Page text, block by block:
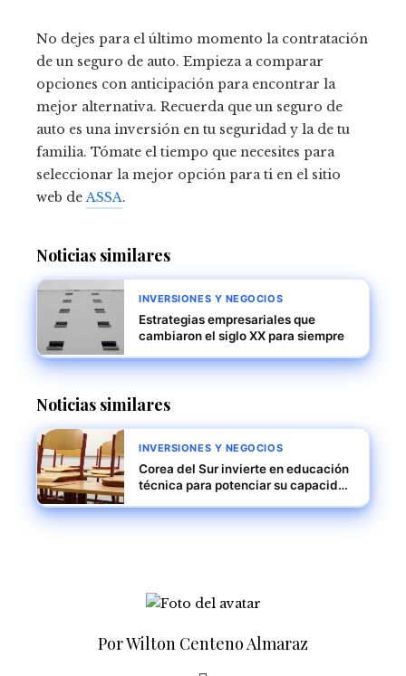
No dejes para el último momento la contratación
de un seguro de auto. Empieza a comparar
opciones con anticipación para encontrar la
mejor alternativa. Recuerda que un seguro de
auto es una inversión en tu seguridad y la de tu
familia. Tómate el tiempo que necesites para
seleccionar la mejor opción para ti en el sitio
web deASSA.
Noticias similares
INVERSIONES Y NEGOCIOS
Estrategias empresariales que
cambiaron el siglo XX para siempre
Noticias similares
INVERSIONES Y NEGOCIOS
Corea del Sur invierte en educación
técnica para potenciar su capacidad
Por Wilton Centeno Almaraz